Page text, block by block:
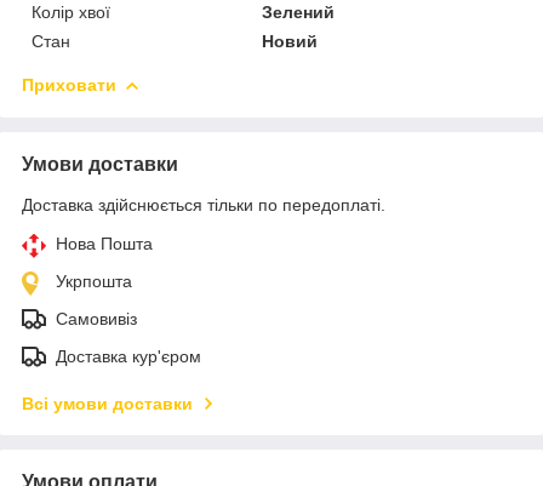
Колір хвої
Зелений
Стан
Новий
Приховати
Умови доставки
Доставка здійснюється тільки по передоплаті.
Нова Пошта
Укрпошта
Самовивіз
Доставка кур'єром
Всі умови доставки
Умови оплати